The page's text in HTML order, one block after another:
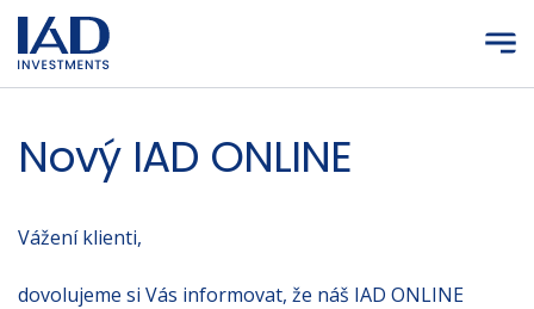
Přejít na hlavní obsah
Nový IAD ONLINE
Vážení klienti,
dovolujeme si Vás informovat, že náš IAD ONLINE